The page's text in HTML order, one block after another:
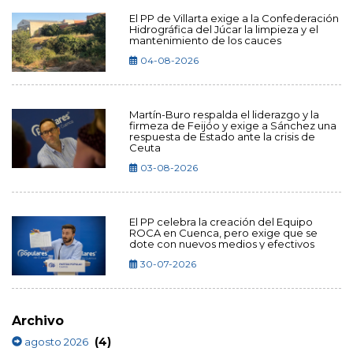
El PP de Villarta exige a la Confederación
Hidrográfica del Júcar la limpieza y el
mantenimiento de los cauces
04-08-2026
Martín-Buro respalda el liderazgo y la
firmeza de Feijóo y exige a Sánchez una
respuesta de Estado ante la crisis de
Ceuta
03-08-2026
El PP celebra la creación del Equipo
ROCA en Cuenca, pero exige que se
dote con nuevos medios y efectivos
30-07-2026
Archivo
agosto 2026 (4)